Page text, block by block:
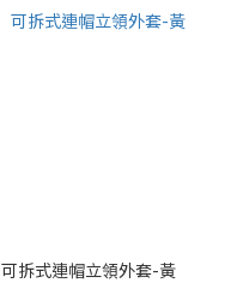
可拆式連帽立領外套-黃